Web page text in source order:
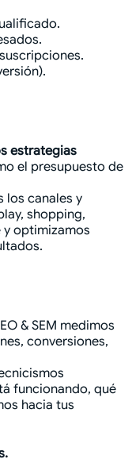
estrategias
el presupuesto de
los canales y
shopping,
y optimizamos
& SEM medimos
conversiones,
funcionando, qué
hacia tus